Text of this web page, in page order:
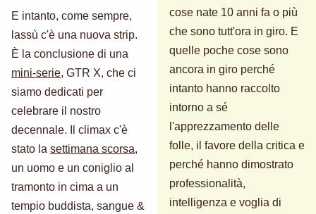
E intanto, come sempre,
lassù c'è una nuova strip.
È la conclusione di una
mini-serie, GTR X, che ci
siamo dedicati per
celebrare il nostro
decennale. Il climax c'è
stato la settimana scorsa,
un uomo e un coniglio al
tramonto in cima a un
tempio buddista, sangue &
cose nate 10 anni fa o più
che sono tutt'ora in giro. E
quelle poche cose sono
ancora in giro perché
intanto hanno raccolto
intorno a sé
l'apprezzamento delle
folle, il favore della critica e
perché hanno dimostrato
professionalità,
intelligenza e voglia di